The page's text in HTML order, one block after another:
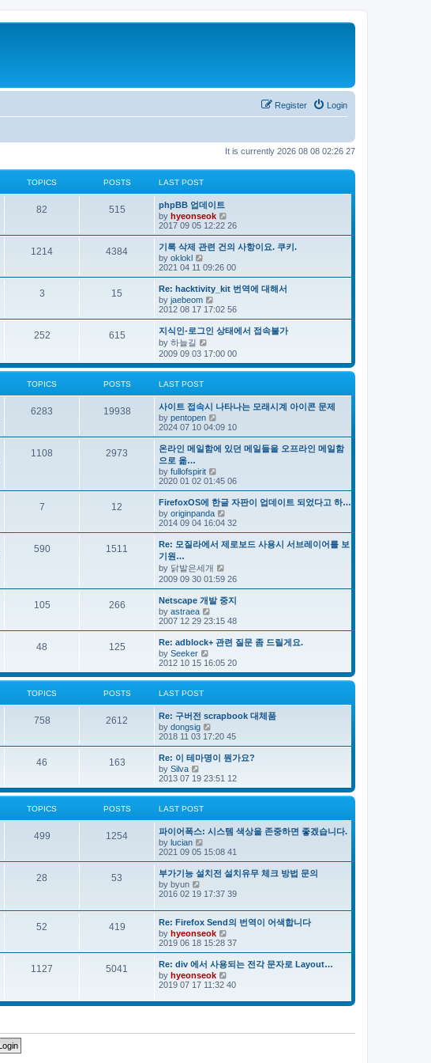
Login
Register
It is currently 2026 08 08 02:26 27
TOPICS POSTS LAST POST
82 515
phpBB 업데이트
by hyeonseok
i
e
w
t
h
e
l
a
e
s
t
p
s
t
2017 09 05 12:22 26
1214 4384
기록 삭제 관련 건의 사항이요. 쿠키.
by oklokl
i
e
w
t
h
e
l
a
t
e
s
t
s
t
2021 04 11 09:26 00
3 15
Re: hacktivity_kit 번역에 대해서
by jaebeom
i
e
w
e
l
a
e
s
t
p
o
s
t
2012 08 17 17:02 56
252 615
지식인-로그인 상태에서 접속불가
by 하늘길
i
w
e
l
a
t
e
s
t
o
s
t
2009 09 03 17:00 00
TOPICS POSTS LAST POST
6283 19938
사이트 접속시 나타나는 모래시계 아이콘 문제
by pentopen
i
e
w
t
l
a
t
e
s
t
p
o
t
2024 07 10 04:09 10
1108 2973
온라인 메일함에 있던 메일들을 오프라인 메일함
으로 옮…
by fullofspirit
i
e
w
t
h
e
l
a
e
s
t
o
t
2020 01 02 01:45 06
7 12
FirefoxOS에 한글 자판이 업데이트 되었다고 하…
by originpanda
i
e
w
t
l
a
t
e
s
o
t
2014 09 04 16:04 32
590 1511
Re: 모질라에서 제로보드 사용시 서브레이어를 보
기원…
by 닭발은세개
w
t
e
l
a
e
s
t
t
2009 09 30 01:59 26
105 266
Netscape 개발 중지
by astraea
i
e
w
t
h
e
l
e
s
p
s
t
2007 12 29 23:15 48
48 125
Re: adblock+ 관련 질문 좀 드릴게요.
by Seeker
i
e
w
l
a
t
e
s
p
s
2012 10 15 16:05 20
TOPICS POSTS LAST POST
758 2612
Re: 구버전 scrapbook 대체품
by dongsig
i
e
w
h
e
l
e
s
p
s
t
2018 11 03 17:20 45
46 163
Re: 이 테마명이 뭔가요?
by Silva
i
e
w
t
l
a
t
e
s
p
s
t
2013 07 19 23:51 12
TOPICS POSTS LAST POST
499 1254
파이어폭스: 시스템 색상을 존중하면 좋겠습니다.
by lucian
i
e
w
t
h
e
a
t
e
s
t
p
o
s
2021 09 05 15:08 41
28 53
부가기능 설치전 설치유무 체크 방법 문의
by byun
i
w
t
h
e
a
t
e
s
p
t
2016 02 19 17:37 39
52 419
Re: Firefox Send의 번역이 어색합니다
by hyeonseok
i
e
w
t
h
e
a
s
2019 06 18 15:28 37
1127 5041
Re: div 에서 사용되는 전각 문자로 Layout…
by hyeonseok
i
w
e
2019 07 17 11:32 40